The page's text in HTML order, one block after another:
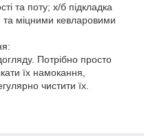
та поту; х/б підкладка
міцними кевларовими
Потрібно просто
їх намокання,
чистити їх.